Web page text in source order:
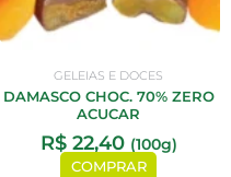
GELEIAS E DOCES
DAMASCO CHOC. 70% ZERO
ACUCAR
R$22,40 (100g)
COMPRAR